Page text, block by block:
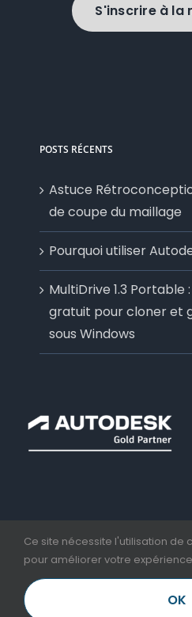
S'inscrire à la
POSTS RÉCENTS
Astuce
de coupe du maillage
Pourquoi utiliser
MultiDrive 1.3 Portable
gratuit pour cloner et
sous Windows
LinkedIn
Ce site nécessite l'utilisation de
pour améliorer votre
OK